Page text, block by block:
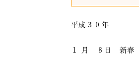
平成３０年
１ 月 ８日 新春